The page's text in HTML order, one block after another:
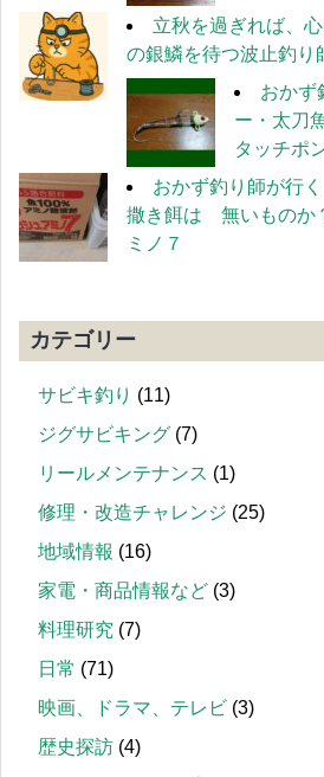
立秋を過ぎれば、
の銀鱗を待つ波止釣り
おかず
ー・太刀
タッチポ
おかず釣り師が行
撒き餌は 無いものか
ミノ７
カテゴリー
サビキ釣り (11)
ジグサビキング (7)
リールメンテナンス (1)
修理・改造チャレンジ (25)
地域情報 (16)
家電・商品情報など (3)
料理研究 (7)
日常 (71)
映画、ドラマ、テレビ (3)
歴史探訪 (4)